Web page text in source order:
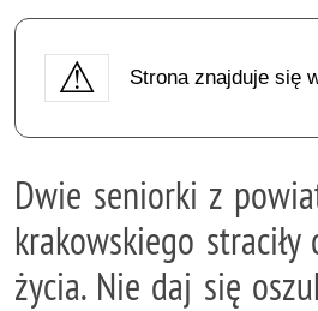
Strona znajduje się
Dwie seniorki z
krakowskiego straciły
życia. Nie daj się